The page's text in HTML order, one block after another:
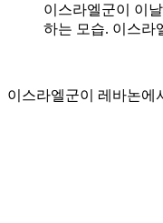
이스라엘군이 이
하는 모습. 이스라
이스라엘군이 레바논에